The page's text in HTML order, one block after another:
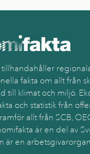
fakta om allt från
till klimat och miljö.
och statistik från
allt från SCB,
är en del av
är en